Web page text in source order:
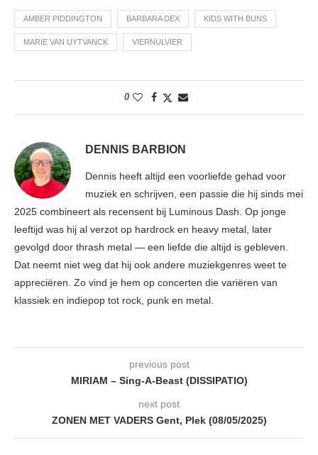
AMBER PIDDINGTON BARBARA DEX KIDS WITH BUNS
MARIE VAN UYTVANCK VIERNULVIER
0
DENNIS BARBION
Dennis heeft altijd een voorliefde gehad voor
muziek en schrijven, een passie die hij sinds mei
2025 combineert als recensent bij Luminous Dash. Op jonge
leeftijd was hij al verzot op hardrock en heavy metal, later
gevolgd door thrash metal — een liefde die altijd is gebleven.
Dat neemt niet weg dat hij ook andere muziekgenres weet te
appreciëren. Zo vind je hem op concerten die variëren van
klassiek en indiepop tot rock, punk en metal.
previous post
MIRIAM – Sing-A-Beast (DISSIPATIO)
next post
ZONEN MET VADERS Gent, Plek (08/05/2025)